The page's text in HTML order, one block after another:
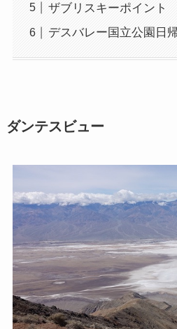
ザブリスキーポイント
デスバレー国立公園日
ダンテスビュー